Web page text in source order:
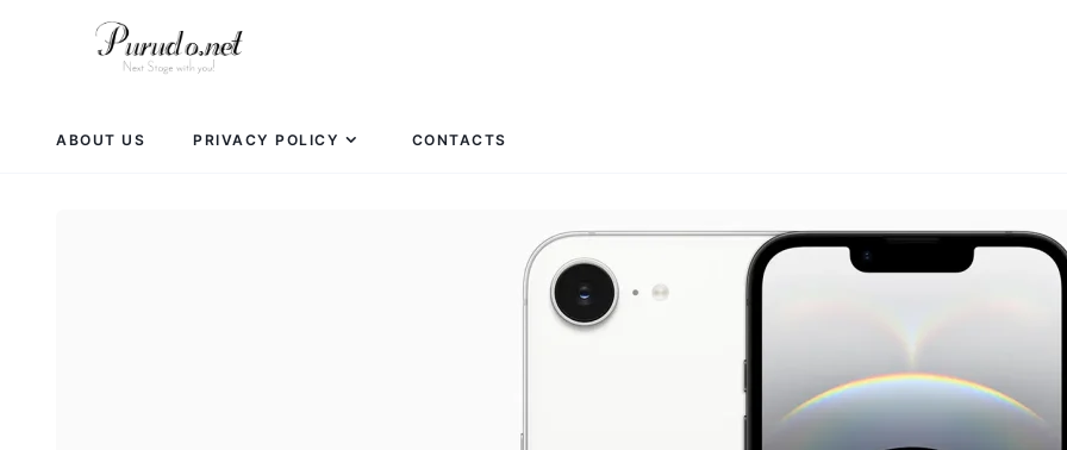
ABOUT US PRIVACY POLICY CONTACTS